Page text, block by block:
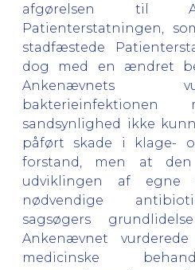
afgørelsen til
Patienterstatningen,
stadfæstede
dog med en ændret
Ankenævnets
bakterieinfektionen
sandsynlighed ikke
påført skade i klage-
forstand, men at
udviklingen af egne
nødvendige
sagsøgers
Ankenævnet
medicinske